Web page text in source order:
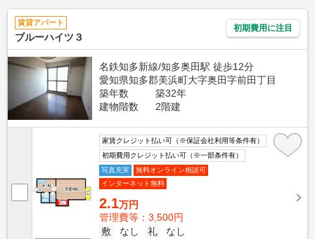
賃貸アパート
ブルーハイツ３
初期費用に注目
名鉄知多新線/知多奥田駅 徒歩12分
愛知県知多郡美浜町大字奥田字前田丁目
築年数
築32年
建物階数
2階建
家賃クレジット払い可（※保証会社利用等条件有）
初期費用クレジット払い可（※一部条件有）
写真充実
無料オンライン相談可
インターネット無料
2.1万円
管理費等：3,500円
敷
なし 礼
なし